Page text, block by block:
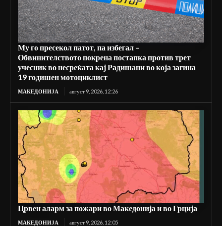
Му го пресекол патот, па избегал –
Обвинителството покрена постапка против трет
учесник во несреќата кај Радишани во која загина
19 годишен мотоциклист
МАКЕДОНИЈА август 9, 2026, 12:26
Црвен аларм за пожари во Македонија и во Грција
МАКЕДОНИЈА август 9, 2026, 12:05